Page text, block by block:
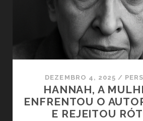
DEZEMBRO 4, 2025 /
HANNAH, A
ENFRENTOU O
E REJEITOU